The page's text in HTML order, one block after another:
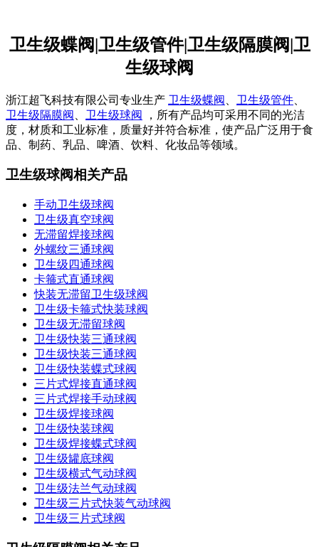
卫生级蝶阀|卫生级管件|卫生级隔膜阀|卫
生级球阀
浙江超飞科技有限公司专业生产 卫生级蝶阀 卫生级管件
卫生级隔膜阀
卫生级球阀
，所有产品均可采用不同的光洁
度，材质和工业标准，质量好并符合标准，使产品广泛用于食
品、制药、乳品、啤酒、饮料、化妆品等领域。
卫生级球阀相关产品
手动卫生级球阀
卫生级真空球阀
无滞留焊接球阀
外螺纹三通球阀
卫生级四通球阀
卡箍式直通球阀
快装无滞留卫生级球阀
卫生级卡箍式快装球阀
卫生级无滞留球阀
卫生级快装三通球阀
卫生级快装三通球阀
卫生级快装蝶式球阀
三片式焊接直通球阀
三片式焊接手动球阀
卫生级焊接球阀
卫生级快装球阀
卫生级焊接蝶式球阀
卫生级罐底球阀
卫生级横式气动球阀
卫生级法兰气动球阀
卫生级三片式快装气动球阀
卫生级三片式球阀